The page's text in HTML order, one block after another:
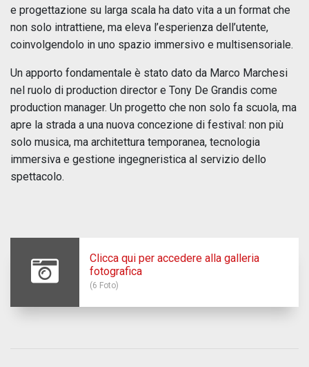
e progettazione su larga scala ha dato vita a un format che
non solo intrattiene, ma eleva l’esperienza dell’utente,
coinvolgendolo in uno spazio immersivo e multisensoriale.
Un apporto fondamentale è stato dato da Marco Marchesi
nel ruolo di production director e Tony De Grandis come
production manager. Un progetto che non solo fa scuola, ma
apre la strada a una nuova concezione di festival: non più
solo musica, ma architettura temporanea, tecnologia
immersiva e gestione ingegneristica al servizio dello
spettacolo.
Clicca qui per accedere alla galleria
fotografica
(6 Foto)